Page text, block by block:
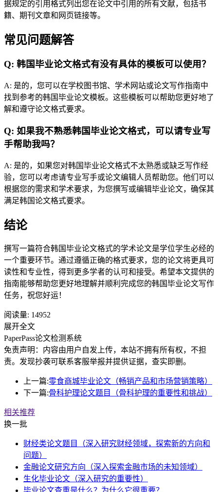
据规定的引用格式列出您在论文中引用的所有文献，包括书
籍、期刊文章和网页链接等。
常见问题解答
Q: 韩国毕业论文格式有没有具体的模板可以使用？
A: 是的，您可以在学校图书馆、学术网站或论文写作指南中
找到参考的韩国毕业论文模板。这些模板可以帮助您更好地了
解和遵守论文格式要求。
Q: 如果我不熟悉韩国毕业论文格式，可以请专业写
手帮助我吗？
A: 是的，如果您对韩国毕业论文格式不太熟悉或缺乏写作经
验，您可以考虑请专业写手或论文编辑人员帮助您。他们可以
根据您的需求和学术要求，为您撰写或编辑毕业论文，确保其
满足韩国论文格式要求。
结论
撰写一篇符合韩国毕业论文格式的学术论文是学位学生必经的
一个重要环节。通过遵循正确的格式要求，您的论文将更具可
读性和专业性，得到更多学者的认可和接受。希望本文提供的
指南能够帮助您更好地理解并顺利完成您的韩国毕业论文写作
任务，祝您好运！
阅读量: 14952
展开全文
PaperPass论文检测系统
免责声明：内容由用户自发上传，本站不拥有所有权，不担
责。发现抄袭可联系客服举报并提供证据，查实即删。
上一篇:零食商城毕业论文（畅销产品和市场营销策略）
下一篇:骨科护理论文题目（骨科护理的重要性和挑战）
相关推荐
换一批
财经类论文题目（深入研究财经领域，探索新的方向和
问题）
金融论文研究方向（深入探索金融市场的未知领域）
生化毕业论文（深入研究的重要性）